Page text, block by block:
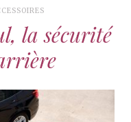
la sécurité